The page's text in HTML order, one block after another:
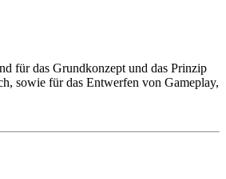
für das Grundkonzept und das Prinzip
sowie für das Entwerfen von Gameplay,